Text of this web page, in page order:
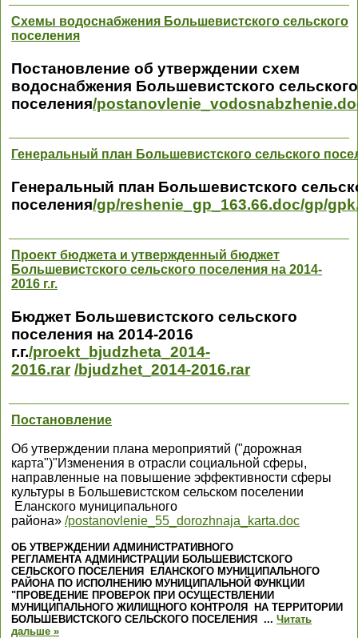
Схемы водоснабжения Большевистского сельского
поселения
Постановление об утверждении схем
водоснабжения Большевистского сельского
поселения/
Генеральный план Большевистского сельского
Генеральный план Большевистского
поселения/gp/reshenie_gp_163.66.doc/gp/
Проект бюджета и утвержденный бюджет
Большевистского сельского поселения на 2014-
2016 г.г.
Бюджет Большевистского сельского
поселения на 2014-2016
г.г./proekt_bjudzheta_2014-
2016.rar /bjudzhet_2014-2016.rar
Постановление
Об утверждении плана мероприятий ("дорожная
карта")"Изменения в отрасли социальной сферы,
направленные на повышение эффективности сферы
культуры в Большевистском сельском поселении
Еланского муниципального
района» /postanovlenie_55_dorozhnaja_karta.doc
ОБ УТВЕРЖДЕНИИ АДМИНИСТРАТИВНОГО
РЕГЛАМЕНТА АДМИНИСТРАЦИИ БОЛЬШЕВИСТСКОГО
СЕЛЬСКОГО ПОСЕЛЕНИЯ
ЕЛАНСКОГО МУНИЦИПАЛЬНОГО
РАЙОНА ПО ИСПОЛНЕНИЮ МУНИЦИПАЛЬНОЙ ФУНКЦИИ
"ПРОВЕДЕНИЕ ПРОВЕРОК ПРИ ОСУЩЕСТВЛЕНИИ
МУНИЦИПАЛЬНОГО ЖИЛИЩНОГО КОНТРОЛЯ
НА ТЕРРИТОРИИ
БОЛЬШЕВИСТСКОГО СЕЛЬСКОГО ПОСЕЛЕНИЯ
... Читать
дальше »